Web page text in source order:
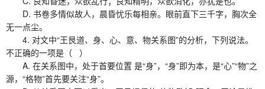
D. 书卷多情似故人，晨昏忧乐每相亲。眼前直下三千字，胸次全
无一点尘。
4. 对文中“王艮道、身、心、意、物关系图”的分析，下列说法。
不正确的一项是（ ）
A. 在关系图中，处于首要位置 是“身”，“身”即为本，是“心”“物”之
源，“格物”首先要关注“身”。